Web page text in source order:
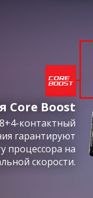
Core Boost
контактный
гарантируют
процессора на
скорости.